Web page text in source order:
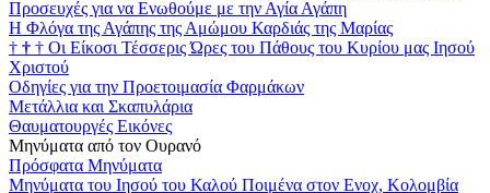
Προσευχές για να Ενωθούμε με την Αγία Αγάπη
Η Φλόγα της Αγάπης της Αμώμου Καρδιάς της Μαρίας
† † † Οι Είκοσι Τέσσερις Ώρες του Πάθους του Κυρίου μας Ιησού
Χριστού
Οδηγίες για την Προετοιμασία Φαρμάκων
Μετάλλια και Σκαπυλάρια
Θαυματουργές Εικόνες
Μηνύματα από τον Ουρανό
Πρόσφατα Μηνύματα
Μηνύματα του Ιησού του Καλού Ποιμένα στον Ενοχ, Κολομβία